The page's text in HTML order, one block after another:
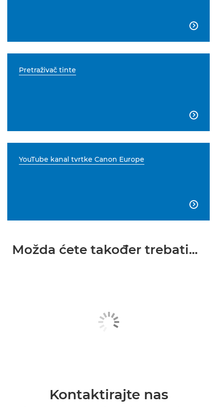

Pretraživač tinte

YouTube kanal tvrtke Canon Europe

Možda ćete također trebati...
Kontaktirajte nas